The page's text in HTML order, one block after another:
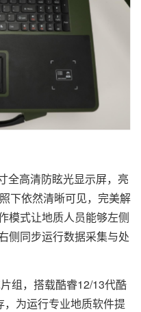
全高清防眩光显示屏，亮
下依然清晰可见，完美解
模式让地质人员能够左侧
侧同步运行数据采集与处
组，搭载酷睿12/13代酷
为运行专业地质软件提